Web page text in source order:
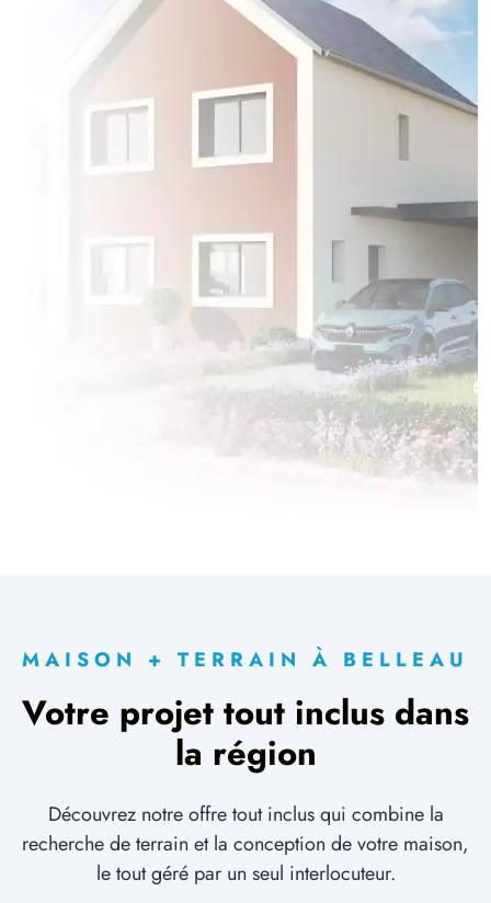
MAISON + TERRAIN À BELLEAU
Votre projet tout inclus dans
la région
Découvrez notre offre tout inclus qui combine la
recherche de terrain et la conception de votre maison,
le tout géré par un seul interlocuteur.